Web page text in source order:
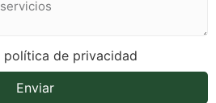
de privacidad
Enviar